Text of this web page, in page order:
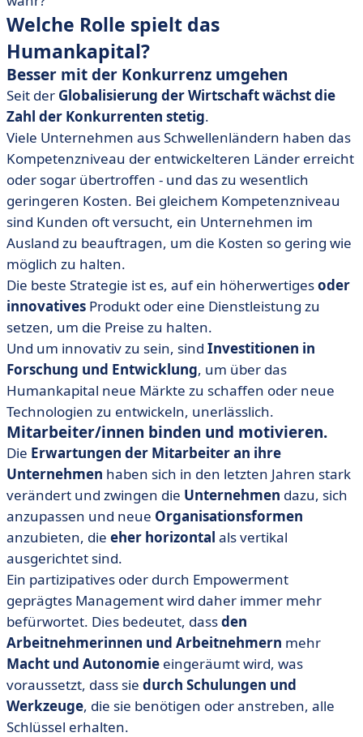
Welche Rolle spielt das
Humankapital?
Besser mit der Konkurrenz umgehen
Seit der Globalisierung der Wirtschaft wächst die
Zahl der Konkurrenten stetig.
Viele Unternehmen aus Schwellenländern haben das
Kompetenzniveau der entwickelteren Länder erreicht
oder sogar übertroffen - und das zu wesentlich
geringeren Kosten. Bei gleichem Kompetenzniveau
sind Kunden oft versucht, ein Unternehmen im
Ausland zu beauftragen, um die Kosten so gering wie
möglich zu halten.
Die beste Strategie ist es, auf ein höherwertigesoder
innovatives Produkt oder eine Dienstleistung zu
setzen, um die Preise zu halten.
Und um innovativ zu sein, sind Investitionen in
Forschung und Entwicklung, um über das
Humankapital neue Märkte zu schaffen oder neue
Technologien zu entwickeln, unerlässlich.
Mitarbeiter/innen binden und motivieren.
Die Erwartungen der Mitarbeiter an ihre
Unternehmen haben sich in den letzten Jahren stark
verändert und zwingen die Unternehmen dazu, sich
anzupassen und neue Organisationsformen
anzubieten, die eher horizontal als vertikal
ausgerichtet sind.
Ein partizipatives oder durch Empowerment
geprägtes Management wird daher immer mehr
befürwortet. Dies bedeutet, dassden
Arbeitnehmerinnen und Arbeitnehmern mehr
Macht und Autonomie eingeräumt wird, was
voraussetzt, dass sie durch Schulungen und
Werkzeuge, die sie benötigen oder anstreben, alle
Schlüssel erhalten.